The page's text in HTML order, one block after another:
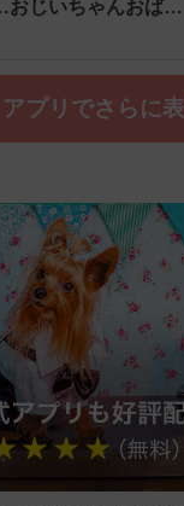
おじいちゃんおば…
アプリでさらに